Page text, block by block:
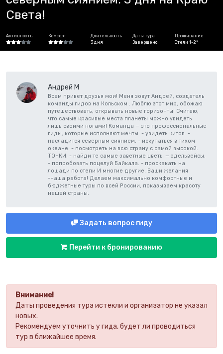
Света!
Активность Комфорт
Длительность
3 дня
Даты тура
Завершено
Проживание
Отели 1-2*
Внимание!
Даты проведения тура истекли и организатор не указал
новых.
Рекомендуем уточнить у гида, будет ли проводиться
тур в ближайшее время.
Андрей М
Всем привет друзья мои! Меня зовут Андрей, создатель
команды гидов на Кольском . Люблю этот мир, обожаю
путешествовать, открывать новые горизонты! Считаю,
что самые красивые места планеты можно увидеть
лишь своими ногами! Команда — это профессиональные
гиды, которые исполняют мечты: - увидеть китов. -
насладится северным сиянием. - искупаться в тихом
океане. - посмотреть на всю страну с самой высокой.
ТОЧКИ. - найди те самые заветные цветы — эдельвейсы.
- попробовать поцелуй Байкала. - проскакать на
лошади по степи И многие другие. Ваши желания
-наша работа! Делаем максимально комфортные и
бюджетные туры по всей России, показываем красоту
нашей страны.
Задать вопрос гиду
Перейти к бронированию